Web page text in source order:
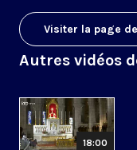
Visiter la page
Autres vidéos
18:00